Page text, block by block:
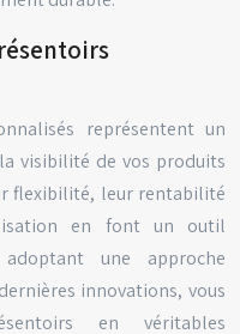
représentent un
visibilité de vos produits
flexibilité, leur rentabilité
en font un outil
une approche
innovations, vous
en véritables